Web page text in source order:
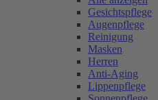
Gesichtspflege
Augenpflege
Reinigung
Masken
Herren
Anti-Aging
Lippenpflege